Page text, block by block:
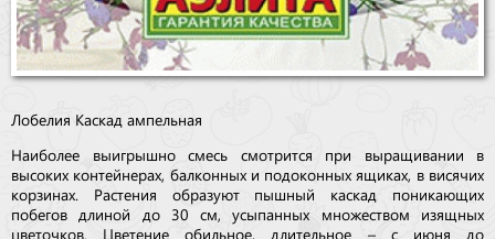
Лобелия Каскад ампельная
Наиболее выигрышно смесь смотрится при выращивании в
высоких контейнерах, балконных и подоконных ящиках, в висячих
корзинах. Растения образуют пышный каскад поникающих
побегов длиной до 30 см, усыпанных множеством изящных
цветочков. Цветение обильное, длительное – с июня до